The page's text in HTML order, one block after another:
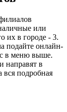
или
их в городе - 3.
подайте онлайн-
в меню выше.
направят в
подробная